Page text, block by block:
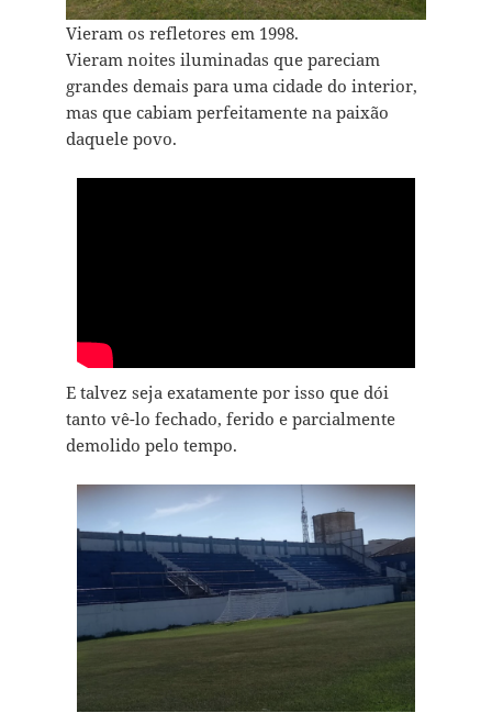
Vieram os refletores em 1998.
Vieram noites iluminadas que pareciam
grandes demais para uma cidade do interior,
mas que cabiam perfeitamente na paixão
daquele povo.
E talvez seja exatamente por isso que dói
tanto vê-lo fechado, ferido e parcialmente
demolido pelo tempo.